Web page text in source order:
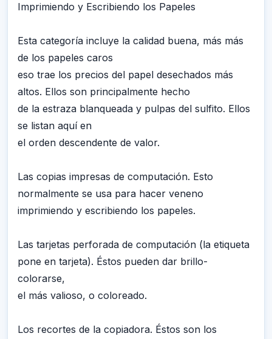
Imprimiendo y Escribiendo los Papeles
Esta categoría incluye la calidad buena, más más
de los papeles caros
eso trae los precios del papel desechados más
altos. Ellos son principalmente hecho
de la estraza blanqueada y pulpas del sulfito. Ellos
se listan aquí en
el orden descendente de valor.
Las copias impresas de computación. Esto
normalmente se usa para hacer veneno
imprimiendo y escribiendo los papeles.
Las tarjetas perforada de computación (la etiqueta
pone en tarjeta). Éstos pueden dar brillo-
colorarse,
el más valioso, o coloreado.
Los recortes de la copiadora. Éstos son los